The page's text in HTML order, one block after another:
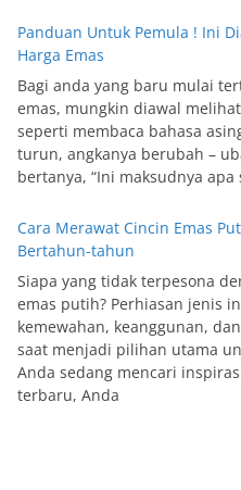
Panduan Untuk Pemula ! Ini
Harga Emas
Bagi anda yang baru mulai
emas, mungkin diawal
seperti membaca bahasa
turun, angkanya berubah –
bertanya, “Ini maksudnya apa
Cara Merawat Cincin Emas
Bertahun-tahun
Siapa yang tidak terpesona
emas putih? Perhiasan jenis
kemewahan, keanggunan,
saat menjadi pilihan utama
Anda sedang mencari
terbaru, Anda